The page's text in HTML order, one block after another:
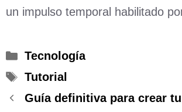
un impulso temporal habilitado
Categorías
Tecnología
Etiquetas
Tutorial
Guía definitiva para crear